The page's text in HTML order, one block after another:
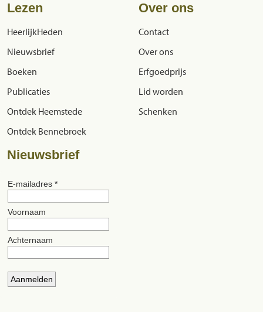
Lezen
HeerlijkHeden
Nieuwsbrief
Boeken
Publicaties
Ontdek Heemstede
Ontdek Bennebroek
Over ons
Contact
Over ons
Erfgoedprijs
Lid worden
Schenken
Nieuwsbrief